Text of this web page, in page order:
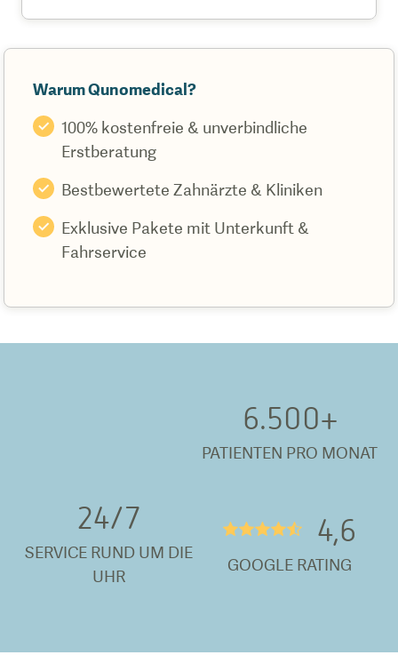
Warum Qunomedical?
100% kostenfreie & unverbindliche
Erstberatung
Bestbewertete Zahnärzte & Kliniken
Exklusive Pakete mit Unterkunft &
Fahrservice
6.500+
PATIENTEN PRO MONAT
24/7
SERVICE RUND UM DIE
UHR
★★★★½ 4,6
GOOGLE RATING